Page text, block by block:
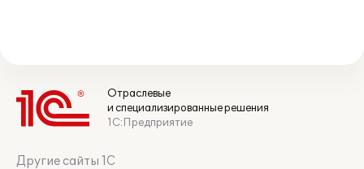
Отраслевые
и специализированные решения
1С:Предприятие
Другие сайты 1С